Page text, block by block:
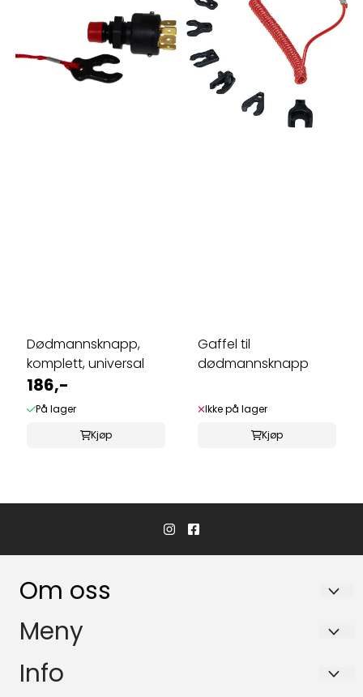
Dødmannsknapp,
komplett, universal
186,-
På lager
Kjøp
Gaffel til
dødmannsknapp
Ikke på lager
Kjøp
Om oss
Hvaler Båtservice AS
1684 Vesterøy
Meny
Personvern
Info